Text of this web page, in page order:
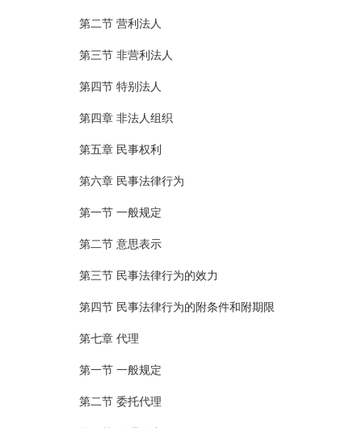
第二节 营利法人
第三节 非营利法人
第四节 特别法人
第四章 非法人组织
第五章 民事权利
第六章 民事法律行为
第一节 一般规定
第二节 意思表示
第三节 民事法律行为的效力
第四节 民事法律行为的附条件和附期限
第七章 代理
第一节 一般规定
第二节 委托代理